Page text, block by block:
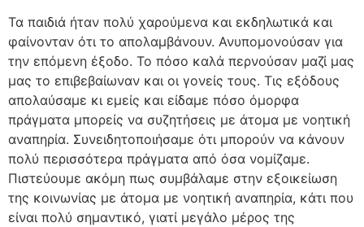
Τα παιδιά ήταν πολύ χαρούμενα και εκδηλωτικά και
φαίνονταν ότι το απολαμβάνουν. Ανυπομονούσαν για
την επόμενη έξοδο. Το πόσο καλά περνούσαν μαζί μας
μας το επιβεβαίωναν και οι γονείς τους. Τις εξόδους
απολαύσαμε κι εμείς και είδαμε πόσο όμορφα
πράγματα μπορείς να συζητήσεις με άτομα με νοητική
αναπηρία. Συνειδητοποιήσαμε ότι μπορούν να κάνουν
πολύ περισσότερα πράγματα από όσα νομίζαμε.
Πιστεύουμε ακόμη πως συμβάλαμε στην εξοικείωση
της κοινωνίας με άτομα με νοητική αναπηρία, κάτι που
είναι πολύ σημαντικό, γιατί μεγάλο μέρος της